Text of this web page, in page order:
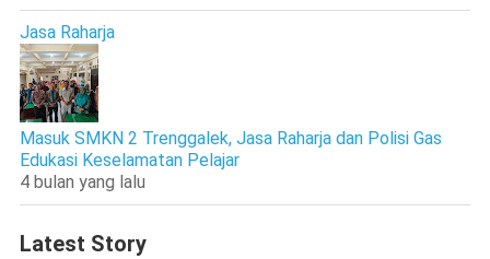
Jasa Raharja
Masuk SMKN 2 Trenggalek, Jasa Raharja dan Polisi Gas
Edukasi Keselamatan Pelajar
4 bulan yang lalu
Latest Story